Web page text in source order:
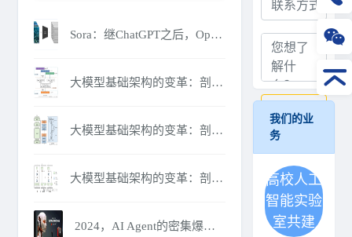
Sora：继ChatGPT之后，OpenAI的又一力作
大模型基础架构的变革：剖析Transformer的挑战者（下）
大模型基础架构的变革：剖析Transformer的挑战者（中）
大模型基础架构的变革：剖析Transformer的挑战者（上）
2024，AI Agent的密集爆发之年
我们的业
务
高校人工
智能实验
室共建